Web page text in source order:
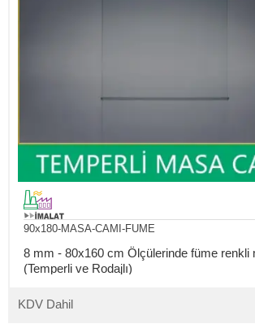
90x180-MASA-CAMI-FUME
8 mm - 80x160 cm Ölçülerinde füme renkli
(Temperli ve Rodajlı)
KDV Dahil